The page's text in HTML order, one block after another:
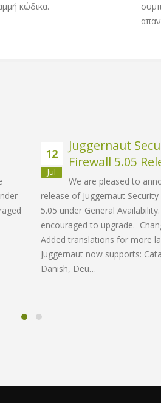
κώδικα.
12
Jul
Juggernaut
Firewall 5.05
We are pleased to
release of Juggernaut
5.05 under General
encouraged to upgrade.
Added translations for more
Juggernaut now supports:
Danish, Deu…
λειτουργία λιστών
πολύ που κάνει τη μαγεία της
εγγραφές DNSBL έχουν
μηνύματα στο inbox μου.
έκδοση.